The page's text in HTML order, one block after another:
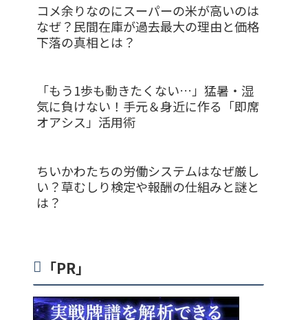
コメ余りなのにスーパーの米が高いのは
なぜ？民間在庫が過去最大の理由と価格
下落の真相とは？
「もう1歩も動きたくない…」猛暑・湿
気に負けない！手元＆身近に作る「即席
オアシス」活用術
ちいかわたちの労働システムはなぜ厳し
い？草むしり検定や報酬の仕組みと謎と
は？
「PR」